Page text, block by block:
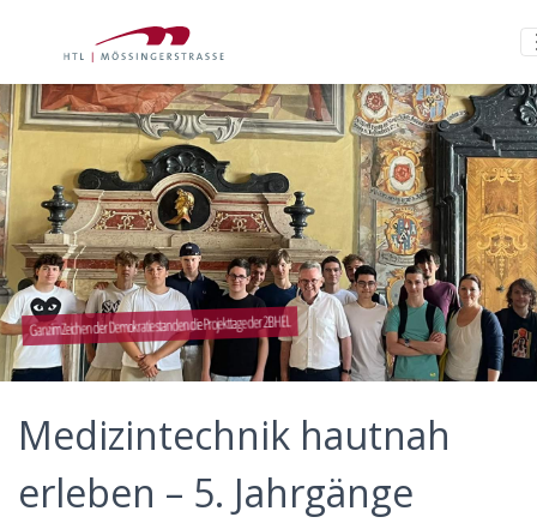
Ganz im Zeichen der Demokratie standen die Projekttage der 2BHEL
Medizintechnik hautnah
erleben – 5. Jahrgänge